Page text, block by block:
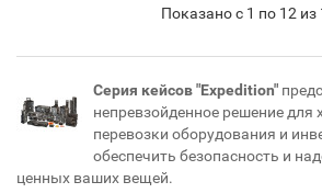
Показано с 1 по 12 из
Серия кейсов "Expedition"
непревзойденное решение для
перевозки оборудования и
обеспечить безопасность и
ценных ваших вещей.